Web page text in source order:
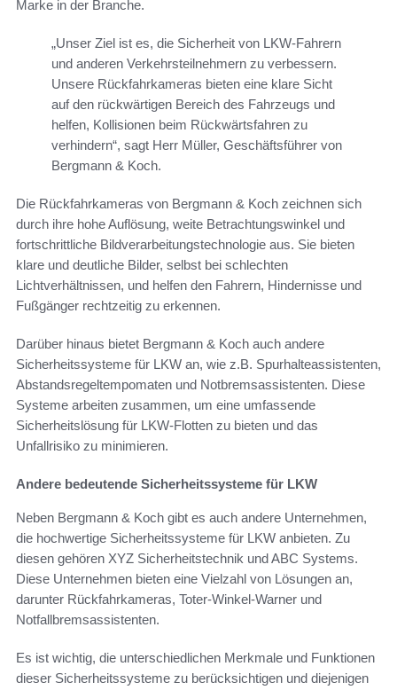
Marke in der Branche.
„Unser Ziel ist es, die Sicherheit von LKW-Fahrern
und anderen Verkehrsteilnehmern zu verbessern.
Unsere Rückfahrkameras bieten eine klare Sicht
auf den rückwärtigen Bereich des Fahrzeugs und
helfen, Kollisionen beim Rückwärtsfahren zu
verhindern“, sagt Herr Müller, Geschäftsführer von
Bergmann & Koch.
Die Rückfahrkameras von Bergmann & Koch zeichnen sich
durch ihre hohe Auflösung, weite Betrachtungswinkel und
fortschrittliche Bildverarbeitungstechnologie aus. Sie bieten
klare und deutliche Bilder, selbst bei schlechten
Lichtverhältnissen, und helfen den Fahrern, Hindernisse und
Fußgänger rechtzeitig zu erkennen.
Darüber hinaus bietet Bergmann & Koch auch andere
Sicherheitssysteme für LKW an, wie z.B. Spurhalteassistenten,
Abstandsregeltempomaten und Notbremsassistenten. Diese
Systeme arbeiten zusammen, um eine umfassende
Sicherheitslösung für LKW-Flotten zu bieten und das
Unfallrisiko zu minimieren.
Andere bedeutende Sicherheitssysteme für LKW
Neben Bergmann & Koch gibt es auch andere Unternehmen,
die hochwertige Sicherheitssysteme für LKW anbieten. Zu
diesen gehören XYZ Sicherheitstechnik und ABC Systems.
Diese Unternehmen bieten eine Vielzahl von Lösungen an,
darunter Rückfahrkameras, Toter-Winkel-Warner und
Notfallbremsassistenten.
Es ist wichtig, die unterschiedlichen Merkmale und Funktionen
dieser Sicherheitssysteme zu berücksichtigen und diejenigen